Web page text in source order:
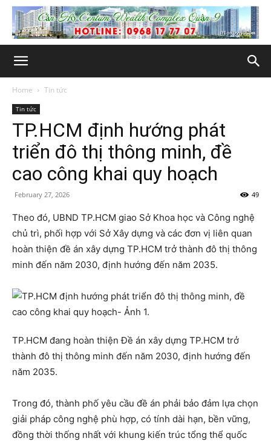
Home Tin tức
Tin tức
TP.HCM định hướng phát
triển đô thị thông minh, đề
cao công khai quy hoạch
February 27, 2026 49
Theo đó, UBND TP.HCM giao Sở Khoa học và Công nghệ
chủ trì, phối hợp với Sở Xây dựng và các đơn vị liên quan
hoàn thiện đề án xây dựng TP.HCM trở thành đô thị thông
minh đến năm 2030, định hướng đến năm 2035.
TP.HCM đang hoàn thiện Đề án xây dựng TP.HCM trở
thành đô thị thông minh đến năm 2030, định hướng đến
năm 2035.
Trong đó, thành phố yêu cầu đề án phải bảo đảm lựa chọn
giải pháp công nghệ phù hợp, có tính dài hạn, bền vững,
đồng thời thống nhất với khung kiến trúc tổng thể quốc